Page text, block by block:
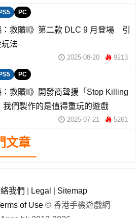
PS5 PC
：救贖II》第二款 DLC 9 月登場 引
法
2025-08-20 9213
PS5 PC
：救贖II》開發商聲援「Stop Killing
我們製作的是值得重玩的遊戲
2025-07-21 5261
文章
我們 Legal
Sitemap
of Use © 香港手機遊戲網